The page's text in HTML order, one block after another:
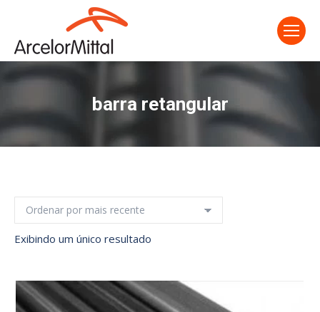
barra retangular
Exibindo um único resultado